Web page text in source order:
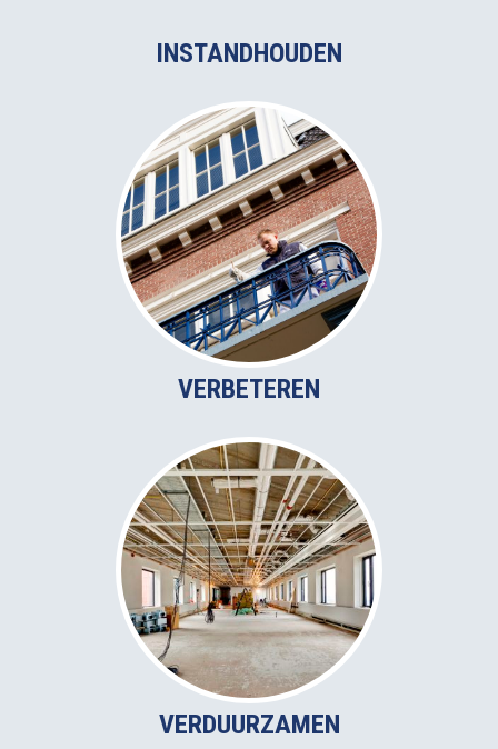
INSTANDHOUDEN
VERBETEREN
VERDUURZAMEN